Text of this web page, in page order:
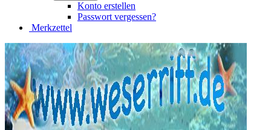
Konto erstellen
Passwort vergessen?
Merkzettel